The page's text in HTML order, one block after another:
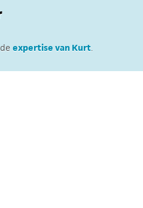
expertise van Kurt.